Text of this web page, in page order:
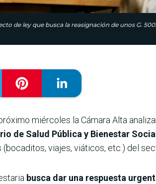
de ley que busca la reasignación de unos G.
miércoles la Cámara Alta
de Salud Pública y Bienestar
viajes, viáticos, etc.) del
busca dar una respuesta